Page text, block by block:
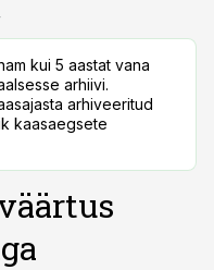
kui 5 aastat vana
arhiivi.
arhiveeritud
kaasaegsete